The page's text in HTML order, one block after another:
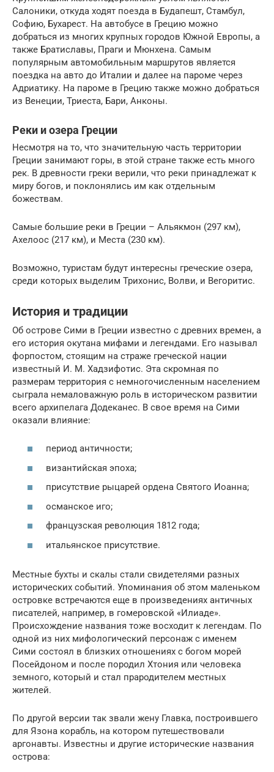
Салоники, откуда ходят поезда в Будапешт, Стамбул,
Софию, Бухарест. На автобусе в Грецию можно
добраться из многих крупных городов Южной Европы, а
также Братиславы, Праги и Мюнхена. Самым
популярным автомобильным маршрутов является
поездка на авто до Италии и далее на пароме через
Адриатику. На пароме в Грецию также можно добраться
из Венеции, Триеста, Бари, Анконы.
Реки и озера Греции
Несмотря на то, что значительную часть территории
Греции занимают горы, в этой стране также есть много
рек. В древности греки верили, что реки принадлежат к
миру богов, и поклонялись им как отдельным
божествам.
Самые большие реки в Греции – Альякмон (297 км),
Ахелоос (217 км), и Места (230 км).
Возможно, туристам будут интересны греческие озера,
среди которых выделим Трихонис, Волви, и Вегоритис.
История и традиции
Об острове Сими в Греции известно с древних времен, а
его история окутана мифами и легендами. Его называл
форпостом, стоящим на страже греческой нации
известный И. М. Хадзифотис. Эта скромная по
размерам территория с немногочисленным населением
сыграла немаловажную роль в историческом развитии
всего архипелага Додеканес. В свое время на Сими
оказали влияние:
период античности;
византийская эпоха;
присутствие рыцарей ордена Святого Иоанна;
османское иго;
французская революция 1812 года;
итальянское присутствие.
Местные бухты и скалы стали свидетелями разных
исторических событий. Упоминания об этом маленьком
островке встречаются еще в произведениях античных
писателей, например, в гомеровской «Илиаде».
Происхождение названия тоже восходит к легендам. По
одной из них мифологический персонаж с именем
Сими состоял в близких отношениях с богом морей
Посейдоном и после породил Хтония или человека
земного, который и стал прародителем местных
жителей.
По другой версии так звали жену Главка, построившего
для Язона корабль, на котором путешествовали
аргонавты. Известны и другие исторические названия
острова: